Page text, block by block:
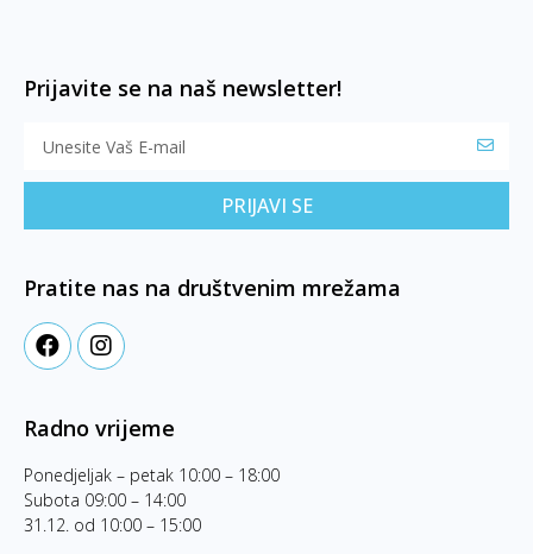
Prijavite se na naš newsletter!
PRIJAVI SE
Pratite nas na društvenim mrežama
Radno vrijeme
Ponedjeljak – petak 10:00 – 18:00
Subota 09:00 – 14:00
31.12. od 10:00 – 15:00